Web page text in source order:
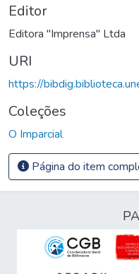
Editor
Editora "Imprensa" Ltda
URI
https://
Coleções
O Imparcial
Página do item